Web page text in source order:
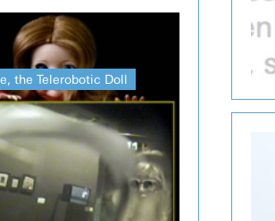
the Telerobotic Doll